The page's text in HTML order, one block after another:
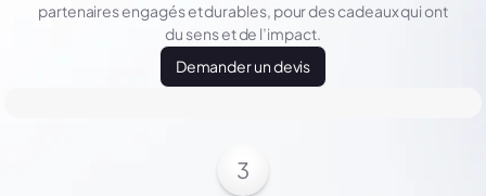
partenaires engagés et durables, pour des cadeaux qui ont
du sens et de l’impact.
Demander un devis
3